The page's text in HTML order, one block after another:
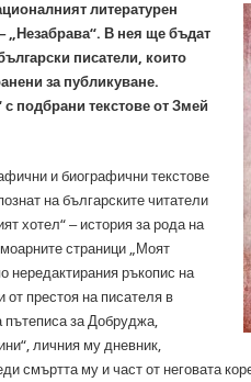
литературен
„Незабрава“. В нея ще бъдат
писатели, които
за публикуване.
подбрани текстове от Змей
и биографични текстове
на българските читатели
хотел“ ‒ история за рода на
страници „Моят
нередактирания ръкопис на
от престоя на писателя в
пътеписа за Добруджа,
личния му дневник,
смъртта му и част от неговата